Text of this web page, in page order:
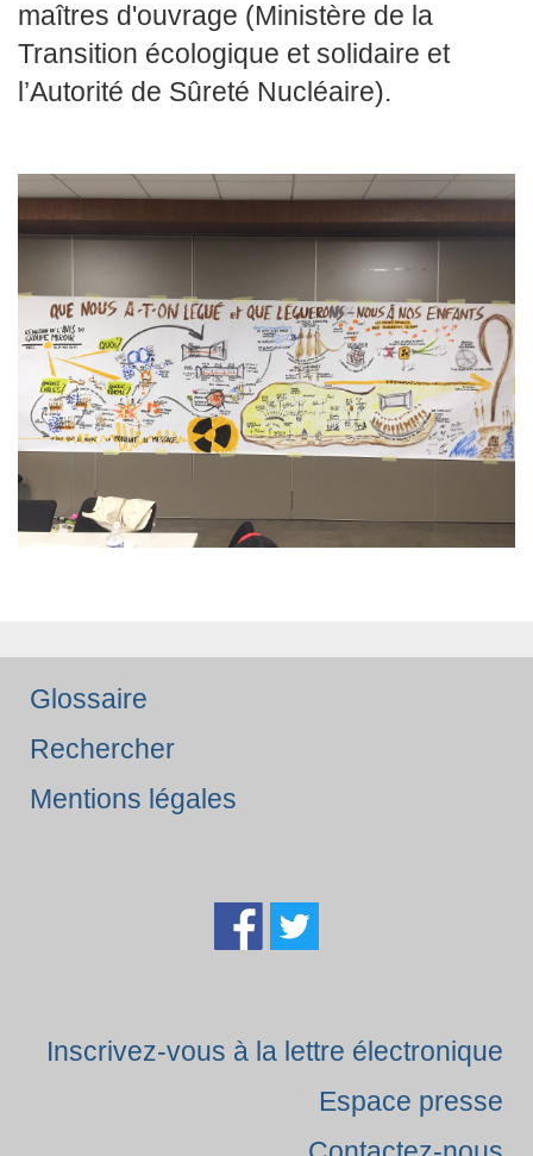
maîtres d'ouvrage (Ministère de la
Transition écologique et solidaire et
l’Autorité de Sûreté Nucléaire).
Glossaire
Rechercher
Mentions légales
Inscrivez-vous à la lettre électronique
Espace presse